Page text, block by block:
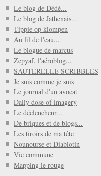
Le blog de Dédé...
Le blog de Jathenais...
Tippie op klompen
Au fil de l'eau...
Le blogue de marcus
Zepyaf, l'aéroblog...
SAUTERELLE SCRIBBLES
Je suis comme je suis
Le journal d'un avocat
Daily dose of imagery
Le déclencheur...
De briques et de blogs...
Les tiroirs de ma tête
Nounourse et Diablotin
Vie commune
Mapping le rouge